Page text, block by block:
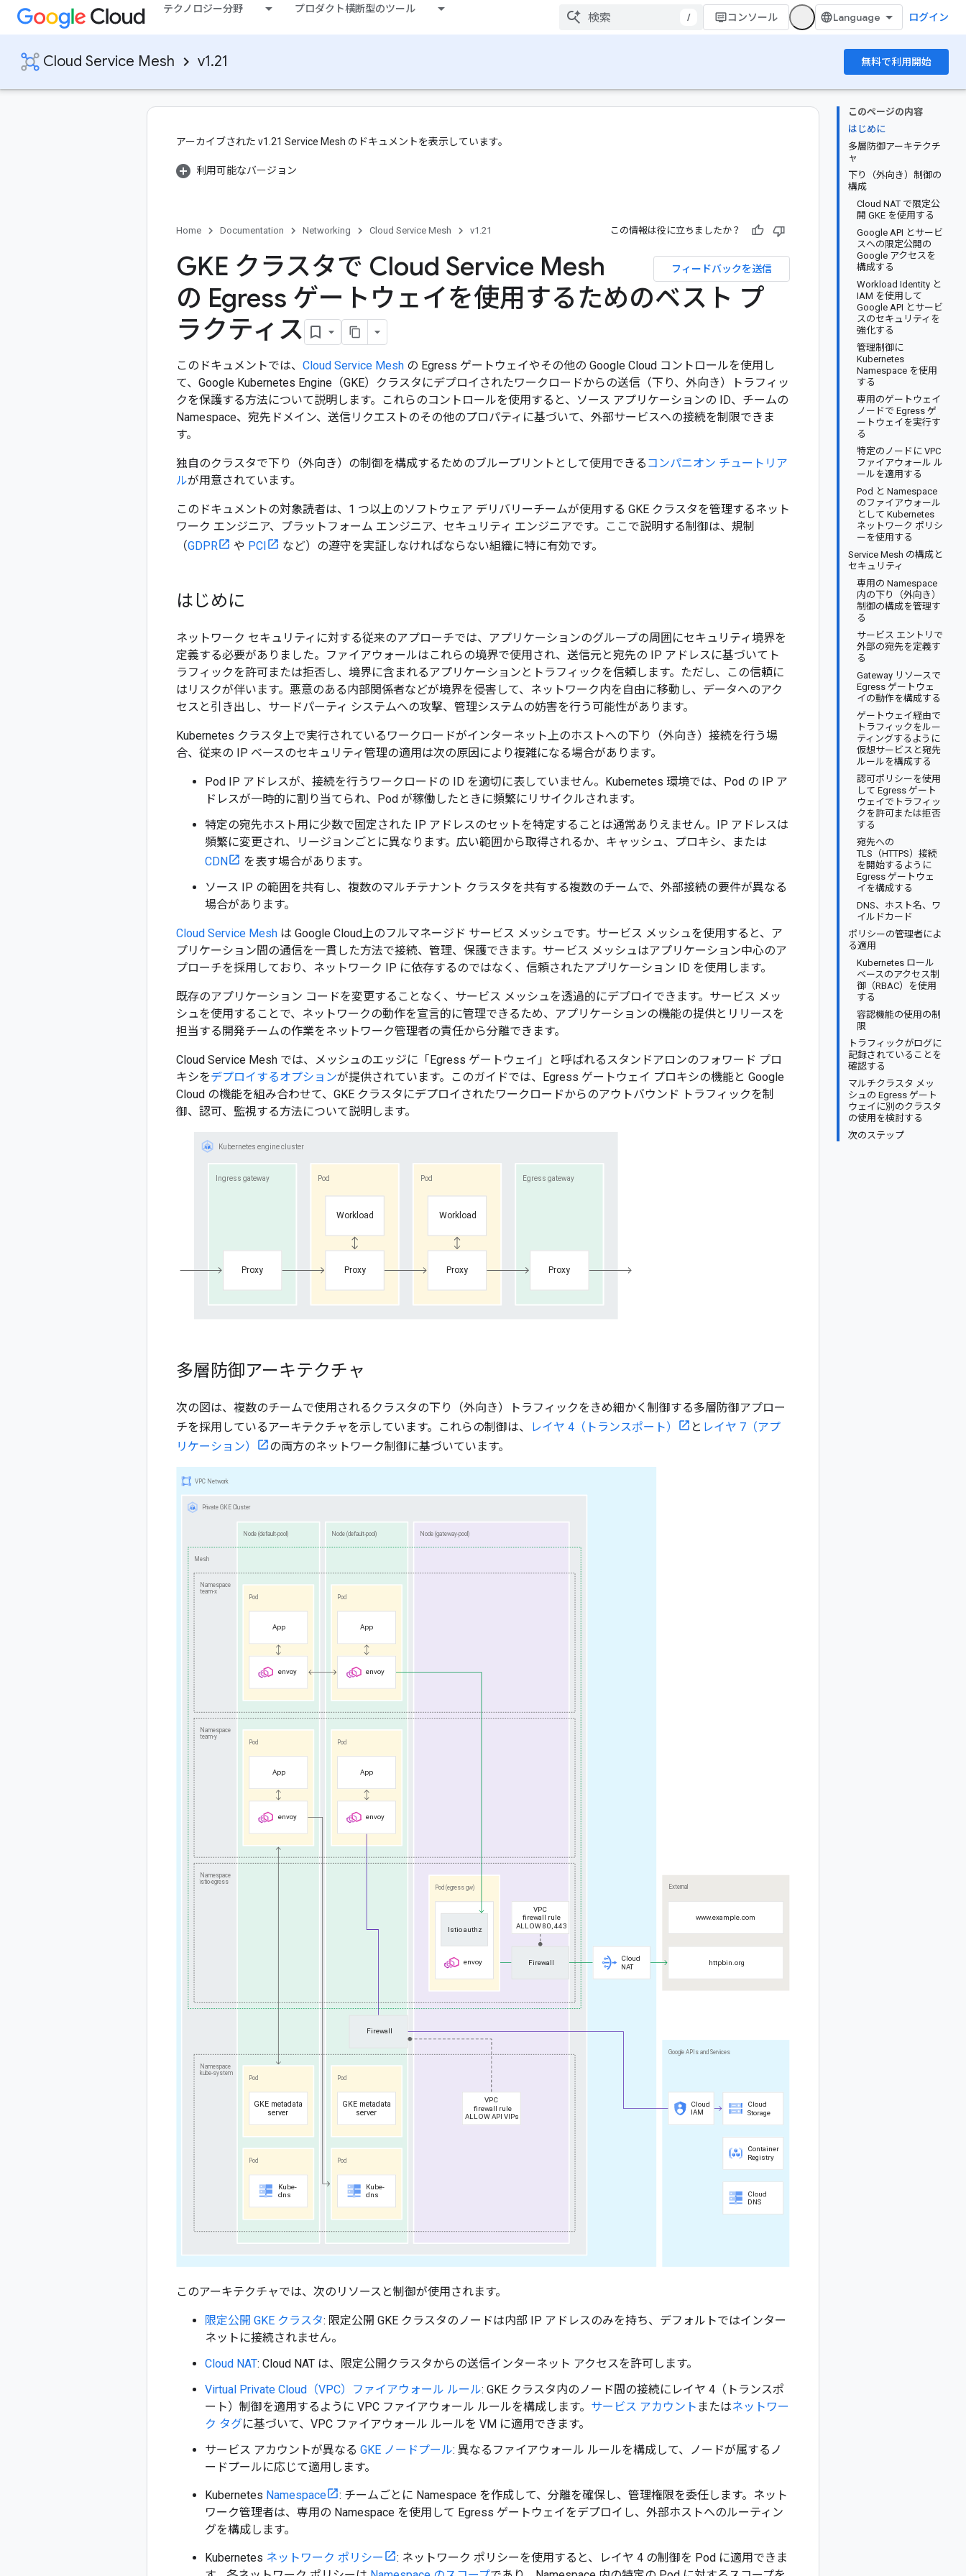
テクノロジー分野 プロダクト横断型のツール
/ コンソール ログイン
Cloud Service Mesh v1.21 無料で利用開始
このページの内容
はじめに
多層防御アーキテクチ
ャ
下り（外向き）制御の
構成
Cloud NAT で限定公
開 GKE を使用する
Google API とサービ
スへの限定公開の
Google アクセスを
構成する
Workload Identity と
IAM を使用して
Google API とサービ
スのセキュリティを
強化する
管理制御に
Kubernetes
Namespace を使用
する
専用のゲートウェイ
ノードで Egress ゲ
ートウェイを実行す
る
特定のノードに VPC
ファイアウォール ル
ールを適用する
Pod と Namespace
のファイアウォール
として Kubernetes
ネットワーク ポリシ
ーを使用する
Service Mesh の構成と
セキュリティ
専用の Namespace
内の下り（外向き）
制御の構成を管理す
る
サービス エントリで
外部の宛先を定義す
る
Gateway リソースで
Egress ゲートウェ
イの動作を構成する
ゲートウェイ経由で
トラフィックをルー
ティングするように
仮想サービスと宛先
ルールを構成する
認可ポリシーを使用
して Egress ゲート
ウェイでトラフィッ
クを許可または拒否
する
宛先への
TLS（HTTPS）接続
を開始するように
Egress ゲートウェ
イを構成する
DNS、ホスト名、ワ
イルドカード
ポリシーの管理者によ
る適用
Kubernetes ロール
ベースのアクセス制
御（RBAC）を使用
する
容認機能の使用の制
限
トラフィックがログに
記録されていることを
確認する
マルチクラスタ メッ
シュの Egress ゲート
ウェイに別のクラスタ
の使用を検討する
次のステップ
アーカイブされた v1.21 Service Mesh のドキュメントを表示しています。
利用可能なバージョン
Home Documentation Networking Cloud Service Mesh v1.21 この情報は役に立ちましたか？
フィードバックを送信
GKE クラスタで Cloud Service Mesh
の Egress ゲートウェイを使用するためのベスト プ
ラクティス
このドキュメントでは、 Cloud Service Mesh の Egress ゲートウェイやその他の Google Cloud コントロールを使用し
て、Google Kubernetes Engine（GKE）クラスタにデプロイされたワークロードからの送信（下り、外向き）トラフィッ
クを保護する方法について説明します。これらのコントロールを使用すると、ソース アプリケーションの ID、チームの
Namespace、宛先ドメイン、送信リクエストのその他のプロパティに基づいて、外部サービスへの接続を制限できま
す。
独自のクラスタで下り（外向き）の制御を構成するためのブループリントとして使用できる コンパニオン チュートリア
ルが用意されています。
このドキュメントの対象読者は、1 つ以上のソフトウェア デリバリーチームが使用する GKE クラスタを管理するネット
ワーク エンジニア、プラットフォーム エンジニア、セキュリティ エンジニアです。ここで説明する制御は、規制
（GDPR や PCI など）の遵守を実証しなければならない組織に特に有効です。
はじめに
ネットワーク セキュリティに対する従来のアプローチでは、アプリケーションのグループの周囲にセキュリティ境界を
定義する必要がありました。ファイアウォールはこれらの境界で使用され、送信元と宛先の IP アドレスに基づいてト
ラフィックを許可または拒否し、境界に含まれるアプリケーションとトラフィックを信頼します。ただし、この信頼に
はリスクが伴います。悪意のある内部関係者などが境界を侵害して、ネットワーク内を自由に移動し、データへのアク
セスと引き出し、サードパーティ システムへの攻撃、管理システムの妨害を行う可能性があります。
Kubernetes クラスタ上で実行されているワークロードがインターネット上のホストへの下り（外向き）接続を行う場
合、従来の IP ベースのセキュリティ管理の適用は次の原因により複雑になる場合があります。
Pod IP アドレスが、接続を行うワークロードの ID を適切に表していません。Kubernetes 環境では、Pod の IP ア
ドレスが一時的に割り当てられ、Pod が稼働したときに頻繁にリサイクルされます。
特定の宛先ホスト用に少数で固定された IP アドレスのセットを特定することは通常ありえません。IP アドレスは
頻繁に変更され、リージョンごとに異なります。広い範囲から取得されるか、キャッシュ、プロキシ、または
CDN
を表す場合があります。
ソース IP の範囲を共有し、複数のマルチテナント クラスタを共有する複数のチームで、外部接続の要件が異なる
場合があります。
Cloud Service Mesh は Google Cloud上のフルマネージド サービス メッシュです。サービス メッシュを使用すると、ア
プリケーション間の通信を一貫した方法で接続、管理、保護できます。サービス メッシュはアプリケーション中心のア
プローチを採用しており、ネットワーク IP に依存するのではなく、信頼されたアプリケーション ID を使用します。
既存のアプリケーション コードを変更することなく、サービス メッシュを透過的にデプロイできます。サービス メッ
シュを使用することで、ネットワークの動作を宣言的に管理できるため、アプリケーションの機能の提供とリリースを
担当する開発チームの作業をネットワーク管理者の責任から分離できます。
Cloud Service Mesh では、メッシュのエッジに「Egress ゲートウェイ」と呼ばれるスタンドアロンのフォワード プロ
キシをデプロイするオプションが提供されています。このガイドでは、Egress ゲートウェイ プロキシの機能と Google
Cloud の機能を組み合わせて、GKE クラスタにデプロイされたワークロードからのアウトバウンド トラフィックを制
御、認可、監視する方法について説明します。
多層防御アーキテクチャ
次の図は、複数のチームで使用されるクラスタの下り（外向き）トラフィックをきめ細かく制御する多層防御アプロー
チを採用しているアーキテクチャを示しています。これらの制御は、
レイヤ 4（トランスポート） と レイヤ 7（アプ
リケーション）
の両方のネットワーク制御に基づいています。
このアーキテクチャでは、次のリソースと制御が使用されます。
限定公開 GKE クラスタ: 限定公開 GKE クラスタのノードは内部 IP アドレスのみを持ち、デフォルトではインター
ネットに接続されません。
Cloud NAT: Cloud NAT は、限定公開クラスタからの送信インターネット アクセスを許可します。
Virtual Private Cloud（VPC）ファイアウォール ルール: GKE クラスタ内のノード間の接続にレイヤ 4（トランスポ
ート）制御を適用するように VPC ファイアウォール ルールを構成します。 サービス アカウント またはネットワー
ク タグに基づいて、VPC ファイアウォール ルールを VM に適用できます。
サービス アカウントが異なる GKE ノードプール: 異なるファイアウォール ルールを構成して、ノードが属するノ
ードプールに応じて適用します。
Kubernetes Namespace
: チームごとに Namespace を作成して、分離を確保し、管理権限を委任します。ネット
ワーク管理者は、専用の Namespace を使用して Egress ゲートウェイをデプロイし、外部ホストへのルーティン
グを構成します。
Kubernetes ネットワーク ポリシー
: ネットワーク ポリシーを使用すると、レイヤ 4 の制御を Pod に適用できま